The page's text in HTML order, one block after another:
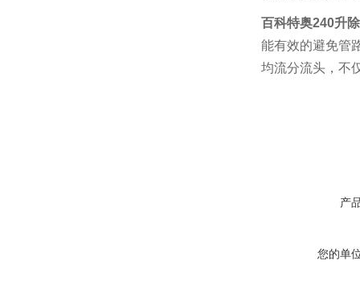
百科特奥240升
能有效的避免管
均流分流头，不
产
您的单